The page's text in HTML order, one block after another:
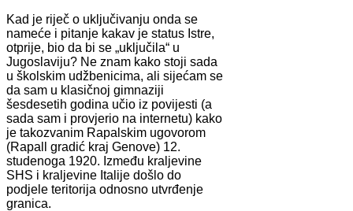
Kad je riječ o uključivanju onda se
nameće i pitanje kakav je status Istre,
otprije, bio da bi se „uključila“ u
Jugoslaviju? Ne znam kako stoji sada
u školskim udžbenicima, ali sijećam se
da sam u klasičnoj gimnaziji
šesdesetih godina učio iz povijesti (a
sada sam i provjerio na internetu) kako
je takozvanim Rapalskim ugovorom
(Rapall gradić kraj Genove) 12.
studenoga 1920. Između kraljevine
SHS i kraljevine Italije došlo do
podjele teritorija odnosno utvrđenje
granica.